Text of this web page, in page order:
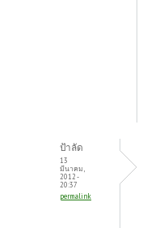
ป้าลัด
13
มีนาคม,
2012 -
20:37
permalink